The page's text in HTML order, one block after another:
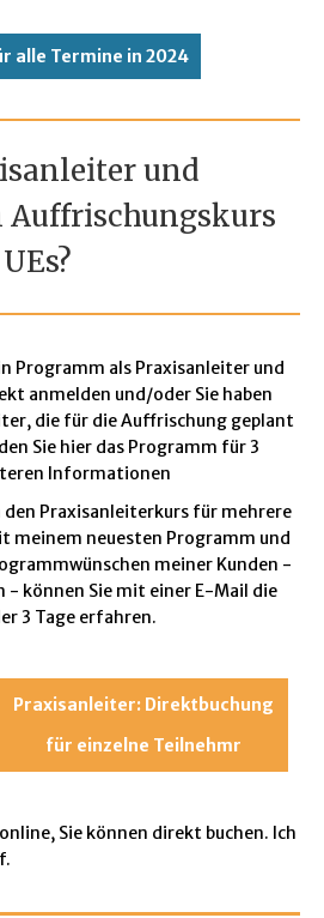
alle Termine in 2024
und
Auffrischungskurs
Programm als Praxisanleiter und
anmelden und/oder Sie haben
die für die Auffrischung geplant
Sie hier das Programm für 3
Informationen
Praxisanleiterkurs für mehrere
meinem neuesten Programm und
meiner Kunden -
- können Sie mit einer E-Mail die
3 Tage erfahren.
Praxisanleiter: Direktbuchung
für einzelne Teilnehmr
Sie können direkt buchen. Ich